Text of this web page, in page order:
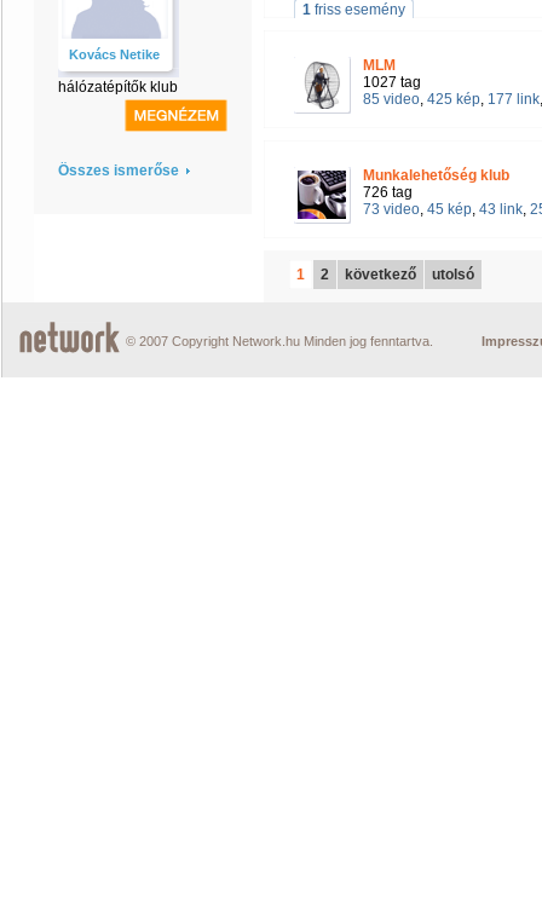
Kovács Netike
hálózatépítők klub
Összes ismerőse
1 friss esemény
MLM
1027 tag
85 video, 425 kép, 177 link
Munkalehetőség klub
726 tag
73 video, 45 kép, 43 link,
1 2 következő utolsó
© 2007 Copyright Network.hu Minden jog fenntartva.